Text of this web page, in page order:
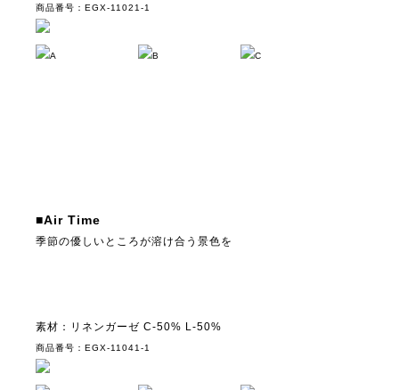
商品番号：EGX-11021-1
A B C
■Air Time
季節の優しいところが溶け合う景色を
素材：リネンガーゼ C-50% L-50%
商品番号：EGX-11041-1